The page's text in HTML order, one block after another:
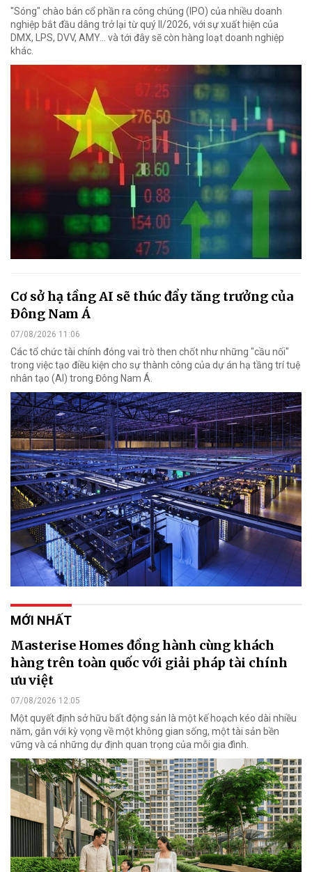
"Sóng" chào bán cổ phần ra công chúng (IPO) của nhiều doanh
nghiệp bắt đầu dâng trở lại từ quý II/2026, với sự xuất hiện của
DMX, LPS, DVV, AMY... và tới đây sẽ còn hàng loạt doanh nghiệp
khác.
Cơ sở hạ tầng AI sẽ thúc đẩy tăng trưởng của
Đông Nam Á
07/08/2026 11:06
Các tổ chức tài chính đóng vai trò then chốt như những "cầu nối"
trong việc tạo điều kiện cho sự thành công của dự án hạ tầng trí tuệ
nhân tạo (AI) trong Đông Nam Á.
MỚI NHẤT
Masterise Homes đồng hành cùng khách
hàng trên toàn quốc với giải pháp tài chính
ưu việt
07/08/2026 12:05
Một quyết định sở hữu bất động sản là một kế hoạch kéo dài nhiều
năm, gắn với kỳ vọng về một không gian sống, một tài sản bền
vững và cả những dự định quan trọng của mỗi gia đình.